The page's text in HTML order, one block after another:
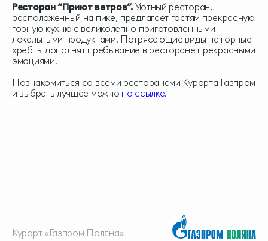
Ресторан “Приют ветров”. Уютный ресторан,
расположенный на пике, предлагает гостям прекрасную
горную кухню с великолепно приготовленными
локальными продуктами. Потрясающие виды на горные
хребты дополнят пребывание в ресторане прекрасными
эмоциями.
Познакомиться со всеми ресторанами Курорта Газпром
и выбрать лучшее можно по ссылке.
Курорт «Газпром Поляна»